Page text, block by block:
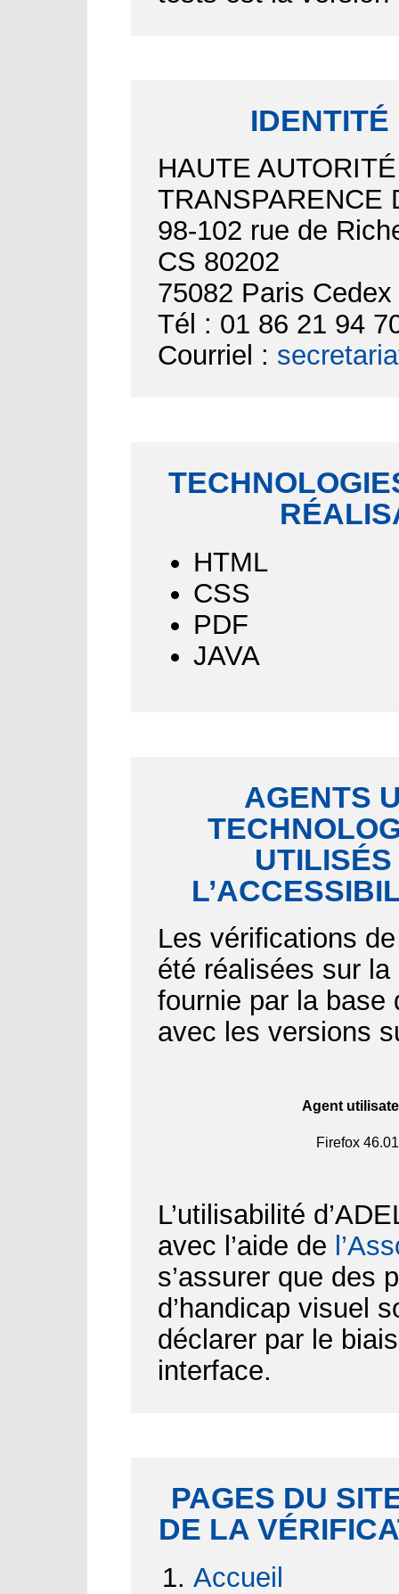
HAUTE
TRANSPARENCE
98-102 rue de
CS 80202
75082 Paris Cedex
Tél : 01 86 21 94
Courriel :
HTML
CSS
PDF
JAVA
AGENTS
Les vérifications
été réalisées sur
fournie par la base
avec les versions
Agent
Firefox46.01
L’utilisabilité
avec l’aide de
s’assurer que des
d’handicap visuel
déclarer par le
interface.
PAGES DU
DE LA
Accueil